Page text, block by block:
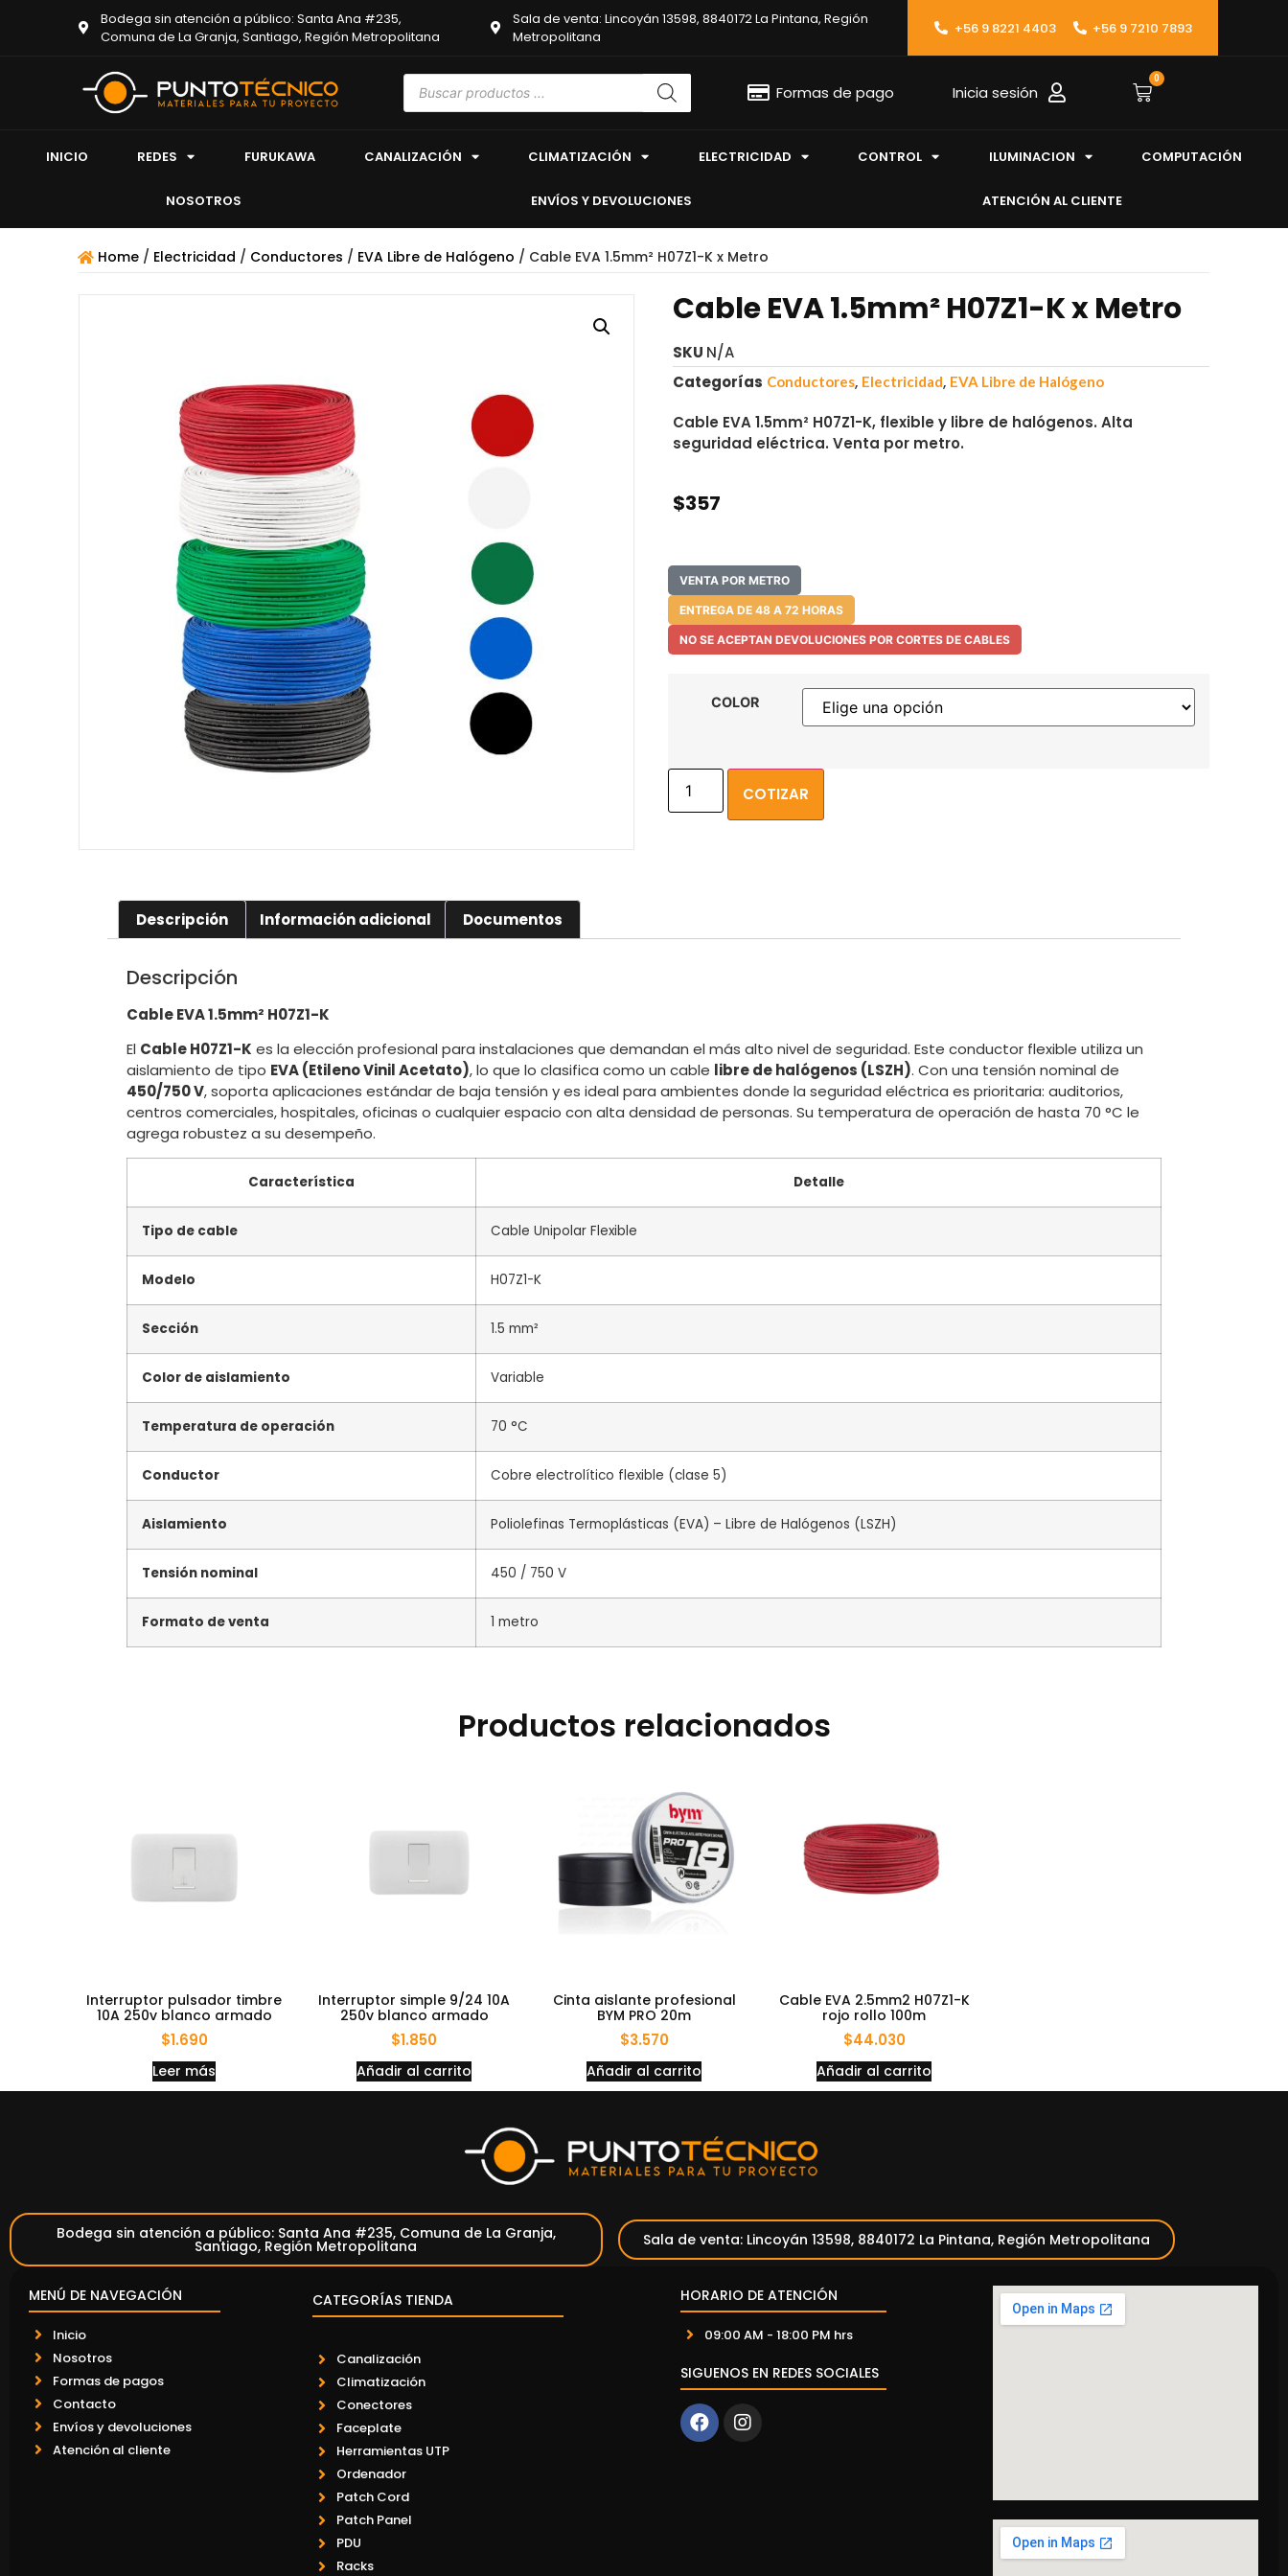
Bodega sin atención a público: Santa Ana #235,
Comuna de La Granja, Santiago, Región Metropolitana
Sala de venta: Lincoyán 13598, 8840172 La Pintana, Región
Metropolitana
+56 9 8221 4403 +56 9 7210 7893
Formas de pago Inicia sesión
0
INICIO REDES FURUKAWA CANALIZACIÓN CLIMATIZACIÓN ELECTRICIDAD CONTROL ILUMINACION COMPUTACIÓN
NOSOTROS ENVÍOS Y DEVOLUCIONES ATENCIÓN AL CLIENTE
Home / Electricidad / Conductores / EVA Libre de Halógeno / Cable EVA 1.5mm² H07Z1-K x Metro
Cable EVA 1.5mm² H07Z1-K x Metro
SKU N/A
Categorías Conductores, Electricidad, EVA Libre de Halógeno
Cable EVA 1.5mm² H07Z1-K, flexible y libre de halógenos. Alta
seguridad eléctrica. Venta por metro.
$357
VENTA POR METRO
ENTREGA DE 48 A 72 HORAS
NO SE ACEPTAN DEVOLUCIONES POR CORTES DE CABLES
COLOR
COTIZAR
Descripción Información adicional Documentos
Descripción
Cable EVA 1.5mm² H07Z1-K
El Cable H07Z1-K es la elección profesional para instalaciones que demandan el más alto nivel de seguridad. Este conductor flexible utiliza un
aislamiento de tipo EVA (Etileno Vinil Acetato), lo que lo clasifica como un cable libre de halógenos (LSZH). Con una tensión nominal de
450/750 V, soporta aplicaciones estándar de baja tensión y es ideal para ambientes donde la seguridad eléctrica es prioritaria: auditorios,
centros comerciales, hospitales, oficinas o cualquier espacio con alta densidad de personas. Su temperatura de operación de hasta 70 °C le
agrega robustez a su desempeño.
Característica Detalle
Tipo de cable Cable Unipolar Flexible
Modelo H07Z1-K
Sección 1.5 mm²
Color de aislamiento Variable
Temperatura de operación 70 °C
Conductor Cobre electrolítico flexible (clase 5)
Aislamiento Poliolefinas Termoplásticas (EVA) – Libre de Halógenos (LSZH)
Tensión nominal 450 / 750 V
Formato de venta 1 metro
Productos relacionados
Interruptor pulsador timbre
10A 250v blanco armado
$1.690
Leer más
Interruptor simple 9/24 10A
250v blanco armado
$1.850
Añadir al carrito
Cinta aislante profesional
BYM PRO 20m
$3.570
Añadir al carrito
Cable EVA 2.5mm2 H07Z1-K
rojo rollo 100m
$44.030
Añadir al carrito
Bodega sin atención a público: Santa Ana #235, Comuna de La Granja,
Santiago, Región Metropolitana Sala de venta: Lincoyán 13598, 8840172 La Pintana, Región Metropolitana
MENÚ DE NAVEGACIÓN
Inicio
Nosotros
Formas de pagos
Contacto
Envíos y devoluciones
Atención al cliente
CATEGORÍAS TIENDA
Canalización
Climatización
Conectores
Faceplate
Herramientas UTP
Ordenador
Patch Cord
Patch Panel
PDU
Racks
HORARIO DE ATENCIÓN
09:00 AM - 18:00 PM hrs
SIGUENOS EN REDES SOCIALES